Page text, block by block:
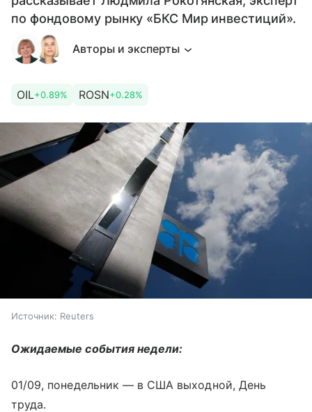
по фондовому рынку «БКС Мир инвестиций».
Авторы и эксперты
OIL+0.89% ROSN+0.28%
Источник: Reuters
Ожидаемые события недели:
01/09, понедельник — в США выходной, День
труда.